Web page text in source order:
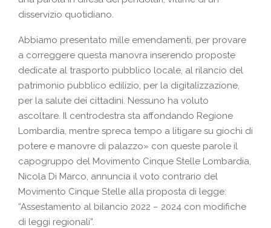
disservizio quotidiano.
Abbiamo presentato mille emendamenti, per provare
a correggere questa manovra inserendo proposte
dedicate al trasporto pubblico locale, al rilancio del
patrimonio pubblico edilizio, per la digitalizzazione,
per la salute dei cittadini. Nessuno ha voluto
ascoltare. Il centrodestra sta affondando Regione
Lombardia, mentre spreca tempo a litigare su giochi di
potere e manovre di palazzo» con queste parole il
capogruppo del Movimento Cinque Stelle Lombardia,
Nicola Di Marco, annuncia il voto contrario del
Movimento Cinque Stelle alla proposta di legge:
“Assestamento al bilancio 2022 – 2024 con modifiche
di leggi regionali”.